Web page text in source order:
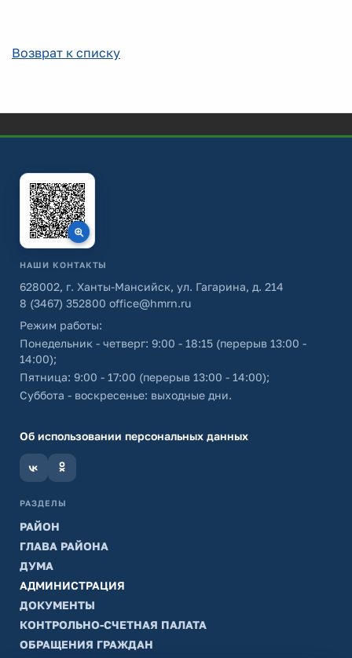
Возврат к списку
НАШИ КОНТАКТЫ
628002, г. Ханты-Мансийск, ул. Гагарина, д. 214
8 (3467) 352800 office@hmrn.ru
Режим работы:
Понедельник - четверг: 9:00 - 18:15 (перерыв 13:00 -
14:00);
Пятница: 9:00 - 17:00 (перерыв 13:00 - 14:00);
Суббота - воскресенье: выходные дни.
Об использовании персональных данных
РАЗДЕЛЫ
РАЙОН
ГЛАВА РАЙОНА
ДУМА
АДМИНИСТРАЦИЯ
ДОКУМЕНТЫ
КОНТРОЛЬНО-СЧЕТНАЯ ПАЛАТА
ОБРАЩЕНИЯ ГРАЖДАН